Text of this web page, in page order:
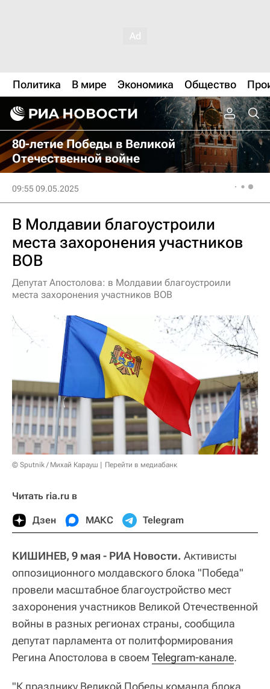
Политика В мире Экономика Общество
80-летие Победы в Великой
Отечественной войне
09:55 09.05.2025
В Молдавии благоустроили
места захоронения участников
ВОВ
Депутат Апостолова: в Молдавии благоустроили
места захоронения участников ВОВ
© Sputnik / Михай Карауш Перейти в медиабанк
Читать ria.ru в
Дзен МАКС Telegram
КИШИНЕВ, 9 мая - РИА Новости. Активисты
оппозиционного молдавского блока "Победа"
провели масштабное благоустройство мест
захоронения участников Великой Отечественной
войны в разных регионах страны, сообщила
депутат парламента от политформирования
Регина Апостолова в своем Telegram-канале.
"К празднику Великой Победы команда блока